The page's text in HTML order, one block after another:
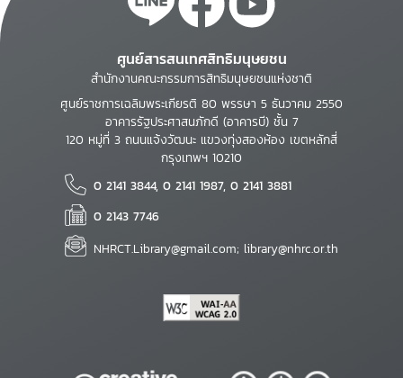
ศูนย์สารสนเทศสิทธิมนุษยชน
สำนักงานคณะกรรมการสิทธิมนุษยชนแห่งชาติ
ศูนย์ราชการเฉลิมพระเกียรติ 80 พรรษา 5 ธันวาคม 2550
อาคารรัฐประศาสนภักดี (อาคารบี) ชั้น 7
120 หมู่ที่ 3 ถนนแจ้งวัฒนะ แขวงทุ่งสองห้อง เขตหลักสี่
กรุงเทพฯ 10210
0 2141 3844, 0 2141 1987, 0 2141 3881
0 2143 7746
NHRCT.Library@gmail.com; library@nhrc.or.th